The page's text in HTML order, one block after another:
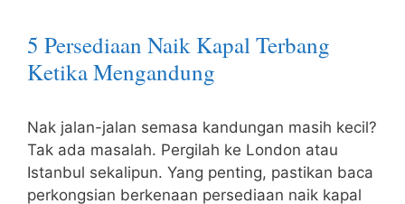
5 Persediaan Naik Kapal Terbang
Ketika Mengandung
Nak jalan-jalan semasa kandungan masih kecil?
Tak ada masalah. Pergilah ke London atau
Istanbul sekalipun. Yang penting, pastikan baca
perkongsian berkenaan persediaan naik kapal